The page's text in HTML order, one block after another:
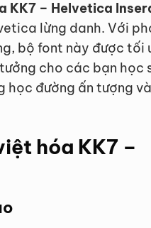
KK7 – Helvetica
lừng danh. Với
bộ font này được tối
cho các bạn học
học đường ấn tượng
hóa KK7 –